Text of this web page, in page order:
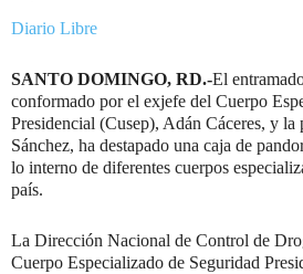
Diario Libre
SANTO DOMINGO, RD.-El
conformado por el exjefe del Cuerpo
Presidencial (Cusep), Adán Cáceres, y la
Sánchez, ha destapado una caja de
lo interno de diferentes cuerpos
país.
La Dirección Nacional de Control de
Cuerpo Especializado de Seguridad